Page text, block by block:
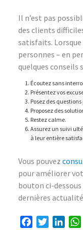
Il n’est pas
des clients
satisfaits.
personnes – en
quelques conseils
Écoutez sans
Présentez vos
Posez des
Proposez des
Restez calme.
Assurez un suivi
à leur entière
Vous pouvez
pour améliorer
bouton ci-
dernières
FacebookTwitter